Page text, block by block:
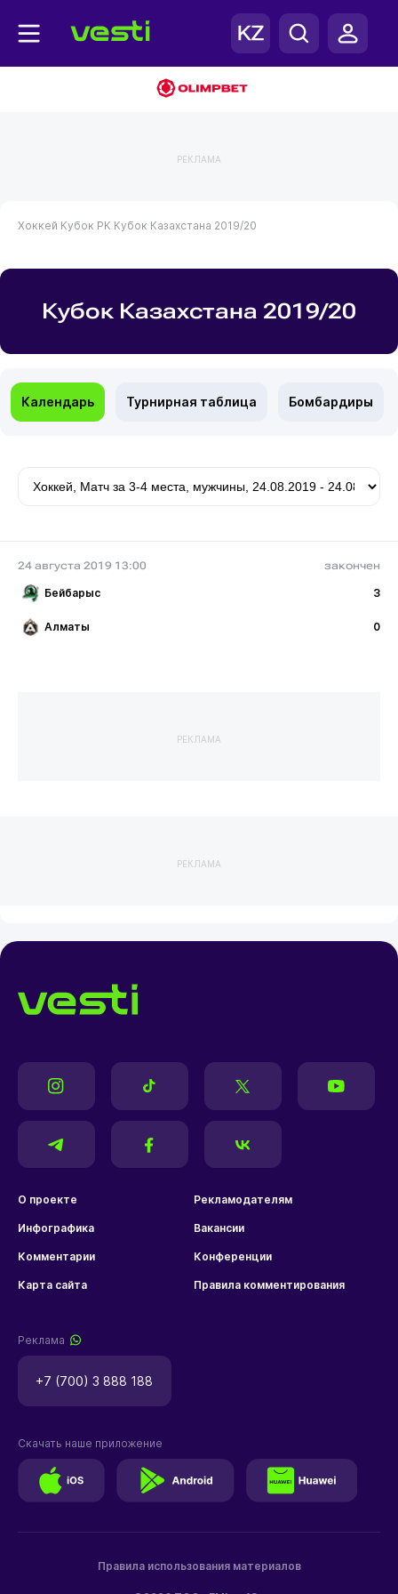
РЕКЛАМА
Хоккей Кубок РК Кубок Казахстана 2019/20
Кубок Казахстана 2019/20
Календарь Турнирная таблица Бомбардиры
24 августа 2019 13:00 закончен
Бейбарыс 3
Алматы 0
РЕКЛАМА
РЕКЛАМА
О проекте Рекламодателям
Инфографика Вакансии
Комментарии Конференции
Карта сайта Правила комментирования
Реклама
+7 (700) 3 888 188
Правила использования материалов
Скачать наше приложение